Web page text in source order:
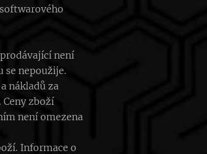
není
se nepoužije.
nákladů za
zboží
není omezena
Informace o